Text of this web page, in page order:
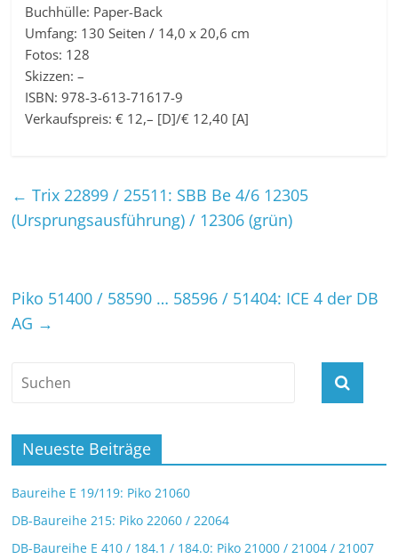
Buchhülle: Paper-Back
Umfang: 130 Seiten / 14,0 x 20,6 cm
Fotos: 128
Skizzen: –
ISBN: 978-3-613-71617-9
Verkaufspreis: € 12,– [D]/€ 12,40 [A]
← Trix 22899 / 25511: SBB Be 4/6 12305
(Ursprungsausführung) / 12306 (grün)
Piko 51400 / 58590 … 58596 / 51404: ICE 4 der DB
AG →
Neueste Beiträge
Baureihe E 19/119: Piko 21060
DB-Baureihe 215: Piko 22060 / 22064
DB-Baureihe E 410 / 184.1 / 184.0: Piko 21000 / 21004 / 21007